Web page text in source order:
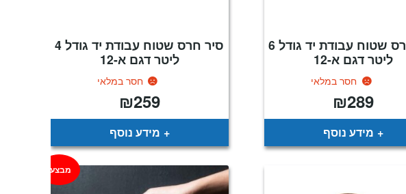
סיר חרס שטוח עבודת יד גודל 6
ליטר דגם א-12
חסר במלאי
₪289
מידע נוסף
סיר חרס שטוח עבודת יד גודל 4
ליטר דגם א-12
חסר במלאי
₪259
מידע נוסף
מבצע!